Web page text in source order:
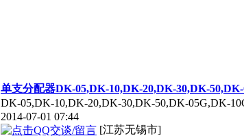
单支分配器DK-05,DK-10,DK-20,DK-30,DK-
DK-05,DK-10,DK-20,DK-30,DK-50,DK-05G,DK-
2014-07-01 07:44
[江苏无锡市]